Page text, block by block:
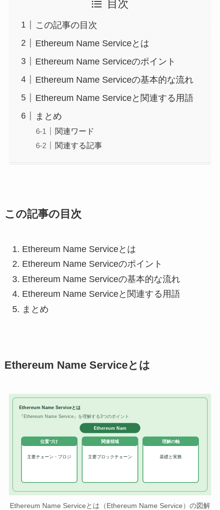
目次
この記事の目次
Ethereum Name Serviceとは
Ethereum Name Serviceのポイント
Ethereum Name Serviceの基本的な流れ
Ethereum Name Serviceと関連する用語
まとめ
関連ワード
関連する記事
この記事の目次
Ethereum Name Serviceとは
Ethereum Name Serviceのポイント
Ethereum Name Serviceの基本的な流れ
Ethereum Name Serviceと関連する用語
まとめ
Ethereum Name Serviceとは
Ethereum Name Serviceとは
『Ethereum Name Service』を理解する3つのポイント
Ethereum Nam
位置づけ
主要チェーン・プロジ
関連領域
主要ブロックチェーン
理解の軸
基礎と実務
Ethereum Name Serviceとは（Ethereum Name Service）の図解